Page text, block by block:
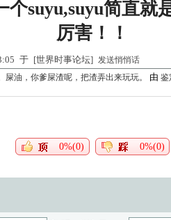
个suyu,suyu简直就
厉害！！
于 [世界时事论坛] 发送悄悄话
屎油，你爹屎渣呢，把渣弄出来玩玩。 由 鉴
0%(0) 0%(0)